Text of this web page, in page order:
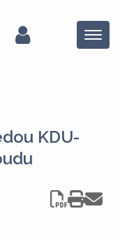
Menu
KDU-